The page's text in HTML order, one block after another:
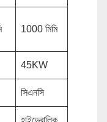
1000 মিমি
45KW
সিএনসি